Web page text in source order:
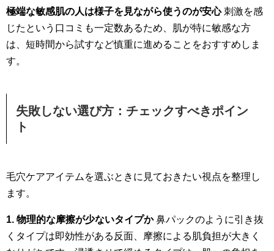
極端な敏感肌の人は様子を見ながら使うのが安心刺激を感
じたという口コミも一定数あるため、肌が特に敏感な方
は、短時間から試すなど慎重に進めることをおすすめしま
す。
失敗しない選び方：チェックすべきポイン
ト
毛穴ケアアイテムを選ぶときに見ておきたい視点を整理し
ます。
1. 物理的な摩擦が少ないタイプか鼻パックのように引き抜
くタイプは即効性がある反面、摩擦による肌負担が大きく